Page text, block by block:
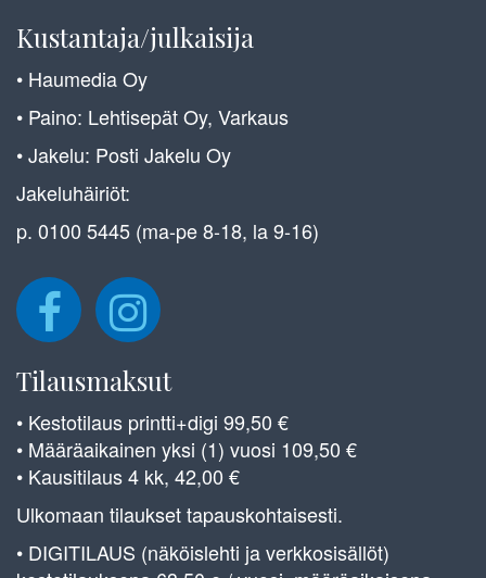
Kustantaja/julkaisija
• Haumedia Oy
• Paino: Lehtisepät Oy, Varkaus
• Jakelu: Posti Jakelu Oy
Jakeluhäiriöt:
p. 0100 5445 (ma-pe 8-18, la 9-16)
Tilausmaksut
• Kestotilaus printti+digi 99,50 €
• Määräaikainen yksi (1) vuosi 109,50 €
• Kausitilaus 4 kk, 42,00 €
Ulkomaan tilaukset tapauskohtaisesti.
• DIGITILAUS (näköislehti ja verkkosisällöt)